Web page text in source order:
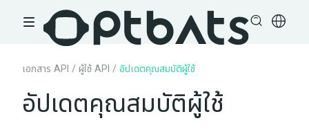
เอกสาร API / ผู้ใช้ API / อัปเดตคุณสมบัติผู้ใช้
อัปเดตคุณสมบัติผู้ใช้